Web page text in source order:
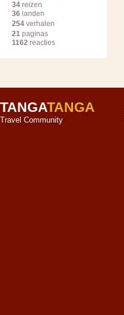
34 reizen
36 landen
254 verhalen
21 paginas
1162 reacties
TANGATANGA
Travel Community